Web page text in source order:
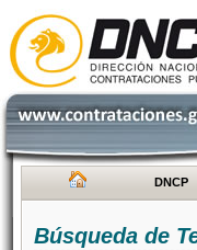
DNCP
Búsqueda de